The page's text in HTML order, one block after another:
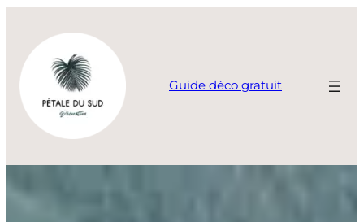
contenu
Guide déco gratuit